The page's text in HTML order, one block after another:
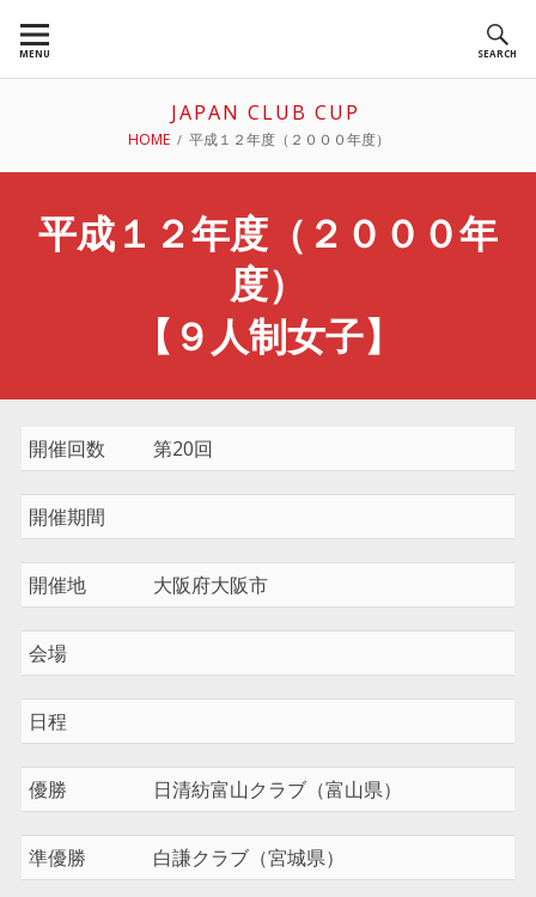
MENU SEARCH
JAPAN CLUB CUP
BREADCRUMBS
HOME 平成１２年度（２０００年度）
平成１２年度（２０００年
度）
【９人制女子】
開催回数 第20回
開催期間
開催地 大阪府大阪市
会場
日程
優勝 日清紡富山クラブ（富山県）
準優勝 白謙クラブ（宮城県）